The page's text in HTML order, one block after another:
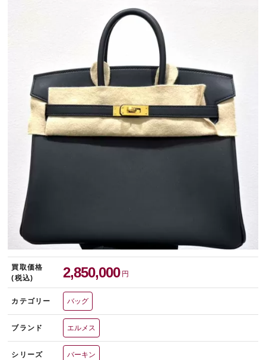
中野ブロードウェイ
宅配買取を申し込む
無料の宅配キットをお届けします
買取価格
(税込)
2,850,000 円
カテゴリー バッグ
ブランド エルメス
シリーズ バーキン